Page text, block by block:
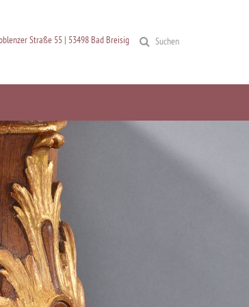
Straße 55 | 53498 Bad Breisig Suchen